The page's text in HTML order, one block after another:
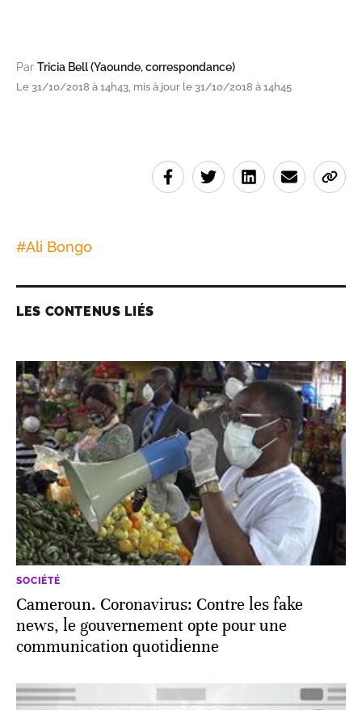
Par Tricia Bell (Yaounde, correspondance)
Le 31/10/2018 à 14h43, mis à jour le 31/10/2018 à 14h45
#Ali Bongo
LES CONTENUS LIÉS
SOCIÉTÉ
Cameroun. Coronavirus: Contre les fake
news, le gouvernement opte pour une
communication quotidienne